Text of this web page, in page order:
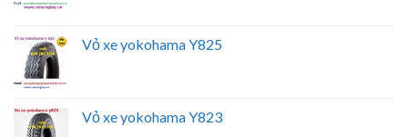
Vỏ xe yokohama Y825
Vỏ xe yokohama Y823